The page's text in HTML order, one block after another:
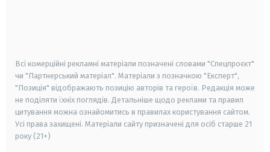
Всі комерційні рекламні матеріали позначені словами "Спецпроєкт"
чи "Партнерський матеріал". Матеріали з позначкою "Експерт",
"Позиція" відображають позицію авторів та героїв. Редакція може
не поділяти їхніх поглядів. Детальніше щодо реклами та правил
цитування можна ознайомитись в правилах користування сайтом.
Усі права захищені. Матеріали сайту призначені для осіб старше 21
року (21+)